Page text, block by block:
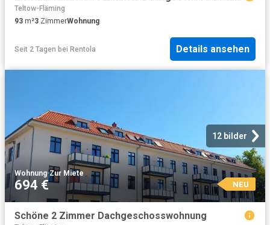
Teltow-Fläming
93 m²3 ZimmerWohnung
Seit 2 Tagen bei Rentola Details ansehen
12 bilder
Wohnung·Zur Miete
694 € NEU
Schöne 2 Zimmer Dachgeschosswohnung